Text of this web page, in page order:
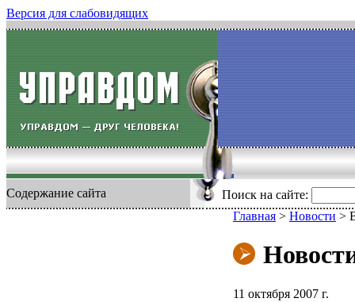
Версия для слабовидящих
Содержание сайта Поиск на сайте:
Главная > Новости >
11 октября 2007 г.